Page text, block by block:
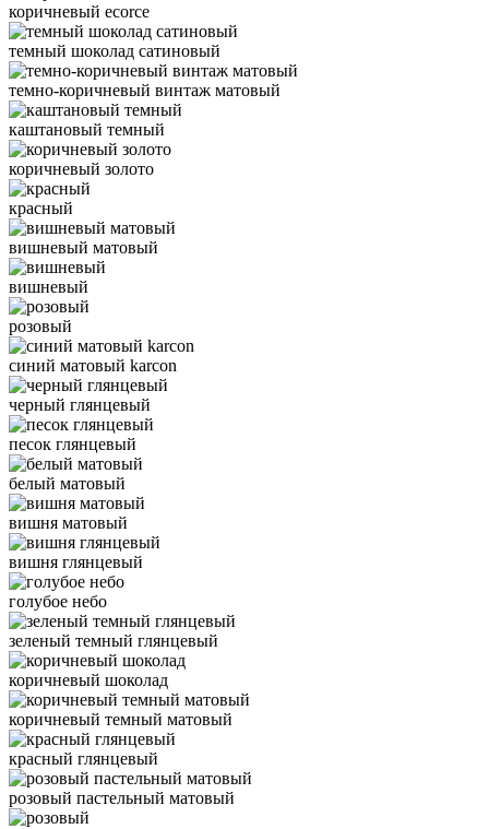
коричневый ecorce
темный шоколад сатиновый
темно-коричневый винтаж матовый
каштановый темный
коричневый золото
красный
вишневый матовый
вишневый
розовый
синий матовый karcon
черный глянцевый
песок глянцевый
белый матовый
вишня матовый
вишня глянцевый
голубое небо
зеленый темный глянцевый
коричневый шоколад
коричневый темный матовый
красный глянцевый
розовый пастельный матовый